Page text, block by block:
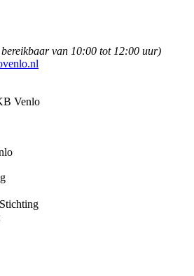
van 10:00 tot 12:00 uur)
Venlo